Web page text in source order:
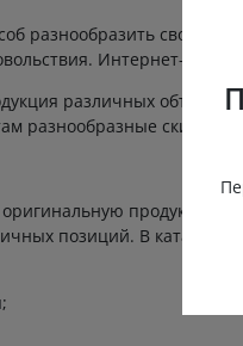
разнообразить свою
Интернет-
различных
разнообразные скидки
продукцию
позиций. В каталоге